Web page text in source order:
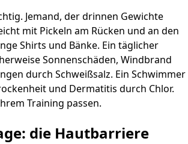
Jemand, der drinnen Gewichte
mit Pickeln am Rücken und an den
Shirts und Bänke. Ein täglicher
Sonnenschäden, Windbrand
durch Schweißsalz. Ein Schwimmer
und Dermatitis durch Chlor.
Training passen.
die Hautbarriere